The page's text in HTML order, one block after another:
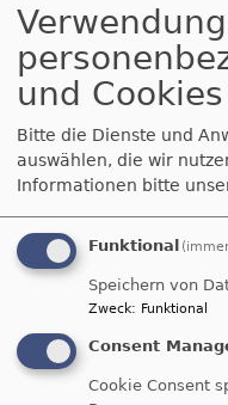
Mo, 8.6. - Fr, 25.9.
Anmeldung Konfi3
München Gustav-Adolf-
und Cookies
Bitte die Dienste und
auswählen, die wir
Informationen bitte
Funktional
Speichern von
Zweck: Funktional
Consent
Cookie Consent